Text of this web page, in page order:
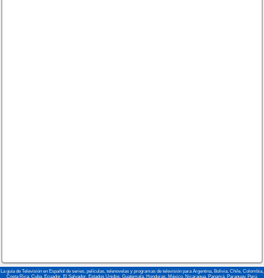
La guía de Televisión en Español de series, películas, telenovelas y programas de televisión para Argentina, Bolivia, Chile, Colombia,
Costa Rica, Cuba, Ecuador, El Salvador, Estados Unidos, Guatemala, Honduras, México, Nicaragua, Panamá, Paraguay, Perú,